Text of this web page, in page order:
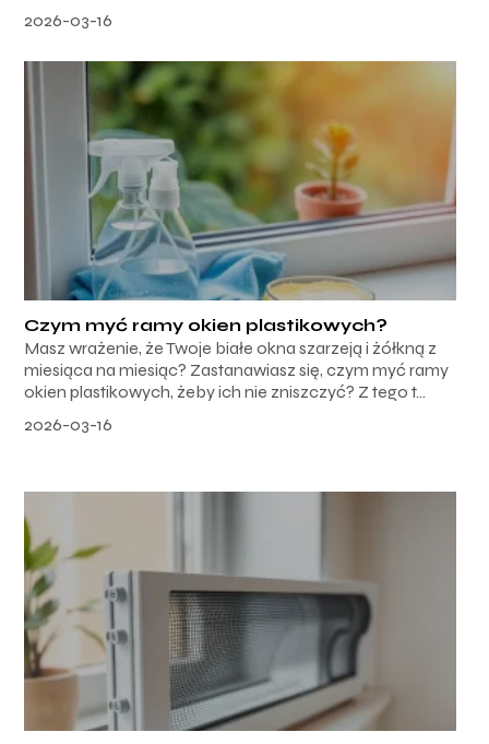
2026-03-16
Czym myć ramy okien plastikowych?
Masz wrażenie, że Twoje białe okna szarzeją i żółkną z
miesiąca na miesiąc? Zastanawiasz się, czym myć ramy
okien plastikowych, żeby ich nie zniszczyć? Z tego t...
2026-03-16